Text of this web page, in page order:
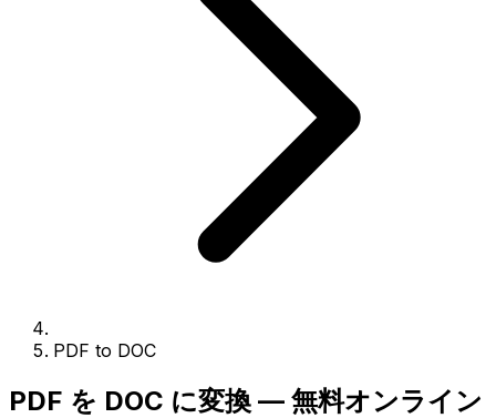
PDF to DOC
PDF を DOC に変換 — 無料オンライン